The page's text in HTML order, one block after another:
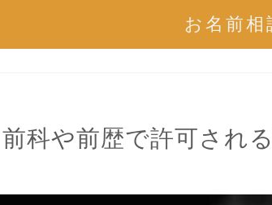
お名前相
前科や前歴で許可され